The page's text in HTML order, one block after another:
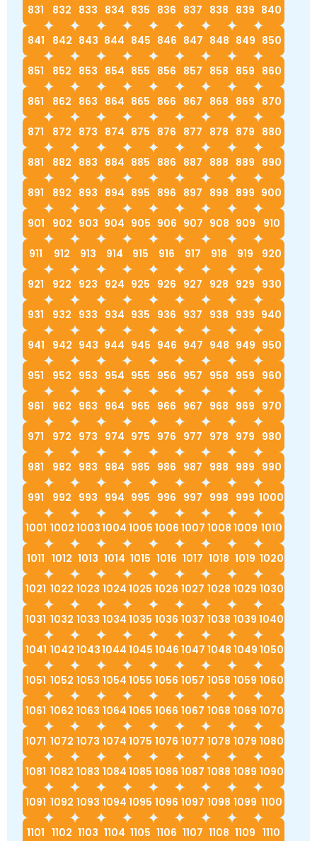
831 832 833 834 835 836 837 838 839 840
841 842 843 844 845 846 847 848 849 850
851 852 853 854 855 856 857 858 859 860
861 862 863 864 865 866 867 868 869 870
871 872 873 874 875 876 877 878 879 880
881 882 883 884 885 886 887 888 889 890
891 892 893 894 895 896 897 898 899 900
901 902 903 904 905 906 907 908 909 910
911 912 913 914 915 916 917 918 919 920
921 922 923 924 925 926 927 928 929 930
931 932 933 934 935 936 937 938 939 940
941 942 943 944 945 946 947 948 949 950
951 952 953 954 955 956 957 958 959 960
961 962 963 964 965 966 967 968 969 970
971 972 973 974 975 976 977 978 979 980
981 982 983 984 985 986 987 988 989 990
991 992 993 994 995 996 997 998 999 1000
1001 1002 10031004 1005 1006 1007 1008 1009 1010
1011 1012 1013 1014 1015 1016 1017 1018 1019 1020
1021 1022 1023 1024 1025 1026 1027 1028 1029 1030
1031 1032 1033 1034 1035 1036 1037 1038 1039 1040
1041 1042 10431044 1045 1046 1047 1048 1049 1050
1051 1052 1053 1054 1055 1056 1057 1058 1059 1060
1061 1062 1063 1064 1065 1066 1067 1068 1069 1070
1071 1072 1073 1074 1075 1076 1077 1078 1079 1080
1081 1082 1083 1084 1085 1086 1087 1088 1089 1090
1091 1092 1093 1094 1095 1096 1097 1098 1099 1100
1101 1102 1103 1104 1105 1106 1107 1108 1109 1110